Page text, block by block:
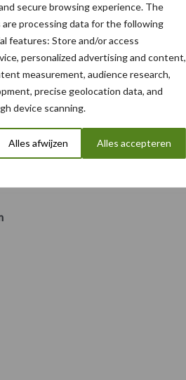
secure browsing experience. The
processing data for the following
features: Store and/or access
personalized advertising and content,
measurement, audience research,
precise geolocation data, and
device scanning.
Alles afwijzen Alles accepteren
éénjarige voedergewassen dan
vlinderbloemige